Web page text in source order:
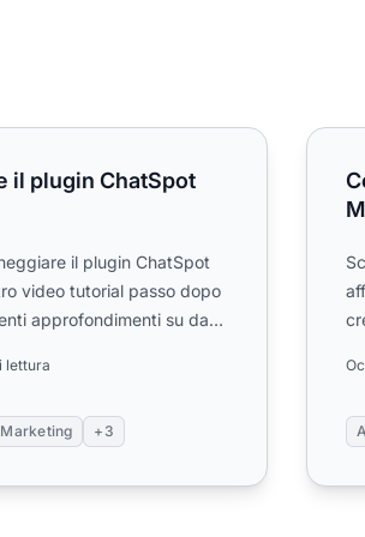
ChatSpot ChatGPT?
il plugin ChatSpot
il plugin ChatSpot
video tutorial passo dopo
approfondimenti su dati
lettura
+3
Come